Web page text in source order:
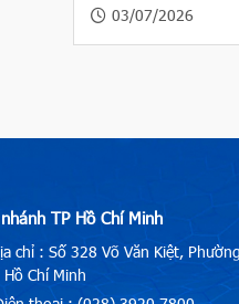
03/07/2026
03/07/2026
TP Hồ Chí Minh
chỉ : Số 328 Võ Văn Kiệt,
Hồ Chí Minh